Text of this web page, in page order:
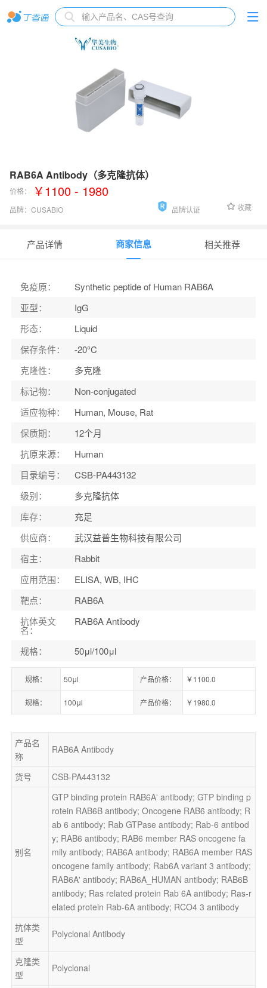
RAB6A Antibody（多克隆抗体）
价格： ￥1100 - 1980
品牌： CUSABIO 品牌认证 收藏
产品详情 商家信息 相关推荐
免疫原：
Synthetic peptide of Human RAB6A
亚型：
IgG
形态：
Liquid
保存条件：
-20°C
克隆性：
多克隆
标记物：
Non-conjugated
适应物种：
Human, Mouse, Rat
保质期：
12个月
抗原来源：
Human
目录编号：
CSB-PA443132
级别：
多克隆抗体
库存：
充足
供应商：
武汉益普生物科技有限公司
宿主：
Rabbit
应用范围：
ELISA, WB, IHC
靶点：
RAB6A
抗体英文
名：
RAB6A Antibody
规格： 50μl/100μl
规格： 50μl 产品价格： ￥1100.0
规格： 100μl 产品价格： ￥1980.0
产品名
称
RAB6A Antibody
货号 CSB-PA443132
别名
GTP binding protein RAB6A' antibody; GTP binding p
rotein RAB6B antibody; Oncogene RAB6 antibody; R
ab 6 antibody; Rab GTPase antibody; Rab-6 antibod
y; RAB6 antibody; RAB6 member RAS oncogene fa
mily antibody; RAB6A antibody; RAB6A member RAS
oncogene family antibody; Rab6A variant 3 antibody;
RAB6A' antibody; RAB6A_HUMAN antibody; RAB6B
antibody; Ras related protein Rab 6A antibody; Ras-r
elated protein Rab-6A antibody; RCO4 3 antibody
抗体类
型
Polyclonal Antibody
克隆类
型
Polyclonal